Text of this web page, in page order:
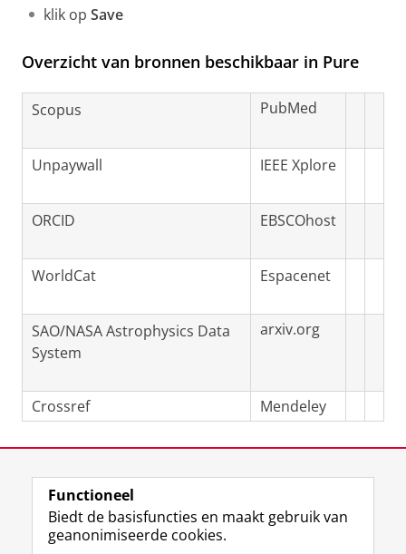
klik op Save
Overzicht van bronnen beschikbaar in Pure
Scopus PubMed
Unpaywall IEEE Xplore
ORCID EBSCOhost
WorldCat Espacenet
SAO/NASA Astrophysics Data
System
arxiv.org
Crossref Mendeley
View this page in:
Functioneel
Biedt de basisfuncties en maakt gebruik van
geanonimiseerde cookies.